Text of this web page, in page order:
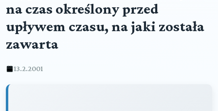
na czas określony przed
upływem czasu, na jaki została
zawarta
13.2.2001